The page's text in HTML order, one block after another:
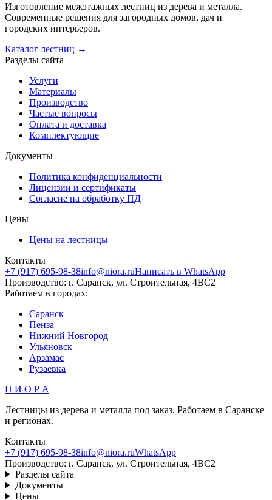
Изготовление межэтажных лестниц из дерева и металла.
Современные решения для загородных домов, дач и
городских интерьеров.
Каталог лестниц →
Разделы сайта
Услуги
Материалы
Производство
Частые вопросы
Оплата и доставка
Комплектующие
Документы
Политика конфиденциальности
Лицензии и сертификаты
Согласие на обработку ПД
Цены
Цены на лестницы
Контакты
+7 (917) 695-98-38info@niora.ruНаписать в WhatsApp
Производство: г. Саранск, ул. Строительная, 4ВС2
Работаем в городах:
Саранск
Пенза
Нижний Новгород
Ульяновск
Арзамас
Рузаевка
Н И О Р А
Лестницы из дерева и металла под заказ. Работаем в Саранске
и регионах.
Контакты
+7 (917) 695-98-38info@niora.ruWhatsApp
Производство: г. Саранск, ул. Строительная, 4ВС2
Разделы сайта
Документы
Цены